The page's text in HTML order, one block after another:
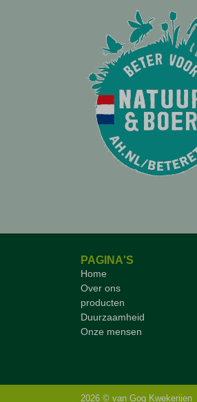
PAGINA'S
Home
Over ons
producten
Duurzaamheid
Onze mensen
2026 © van Gog Kwekerijen